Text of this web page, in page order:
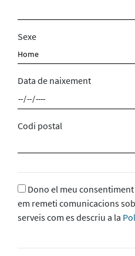
Sexe
Data de naixement
Codi postal
Dono el meu consentiment
em remeti comunicacions
serveis com es descriu a la